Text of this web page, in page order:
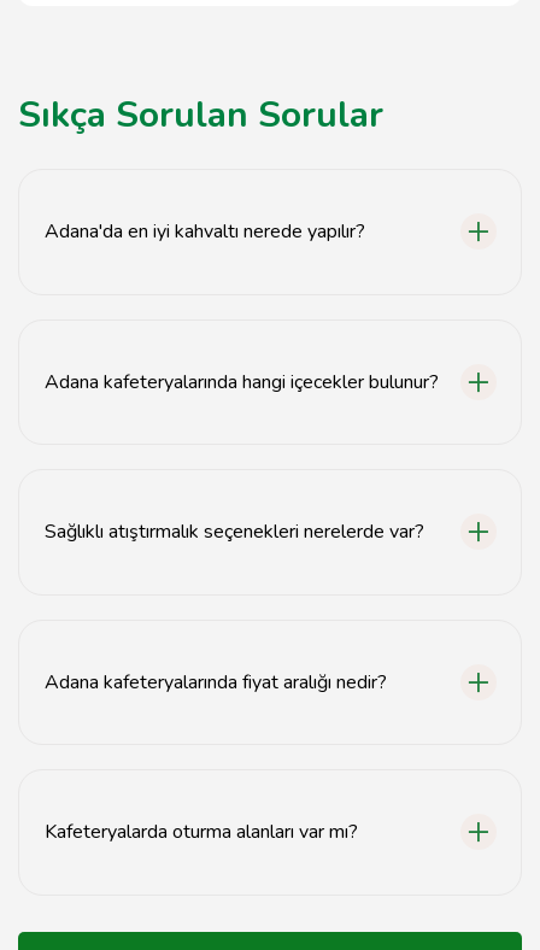
Sıkça Sorulan Sorular
Adana'da en iyi kahvaltı nerede yapılır?
Adana kafeteryalarında hangi içecekler bulunur?
Sağlıklı atıştırmalık seçenekleri nerelerde var?
Adana kafeteryalarında fiyat aralığı nedir?
Kafeteryalarda oturma alanları var mı?
açık oturma alanları bulunmaktadır.